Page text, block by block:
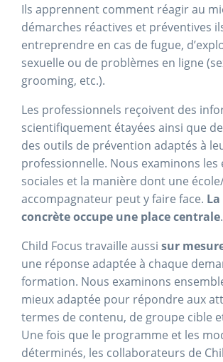
Ils apprennent comment réagir au
démarches réactives et préventives
entreprendre en cas de fugue,
sexuelle ou de problèmes en ligne
grooming, etc.).
Les professionnels reçoivent des
scientifiquement étayées ainsi que
des outils de prévention adaptés à
professionnelle. Nous examinons les
sociales et la manière dont une
accompagnateur peut y faire face.
concrète occupe une place centrale.
Child Focus travaille aussi sur
une réponse adaptée à chaque
formation. Nous examinons
mieux adaptée pour répondre aux
termes de contenu, de groupe cible
Une fois que le programme et les
déterminés, les collaborateurs de